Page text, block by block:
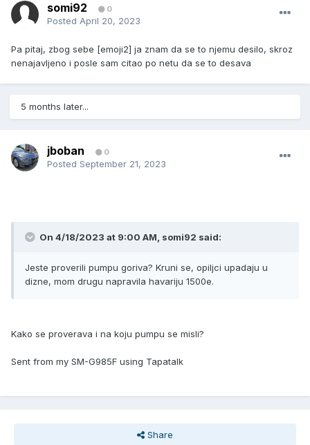
somi92 0
Posted April 20, 2023
Pa pitaj, zbog sebe [emoji2] ja znam da se to njemu desilo, skroz
nenajavljeno i posle sam citao po netu da se to desava
5 months later...
jboban 0
Posted September 21, 2023
On 4/18/2023 at 9:00 AM, somi92 said:
Jeste proverili pumpu goriva? Kruni se, opiljci upadaju u
dizne, mom drugu napravila havariju 1500e.
Kako se proverava i na koju pumpu se misli?
Sent from my SM-G985F using Tapatalk
Share